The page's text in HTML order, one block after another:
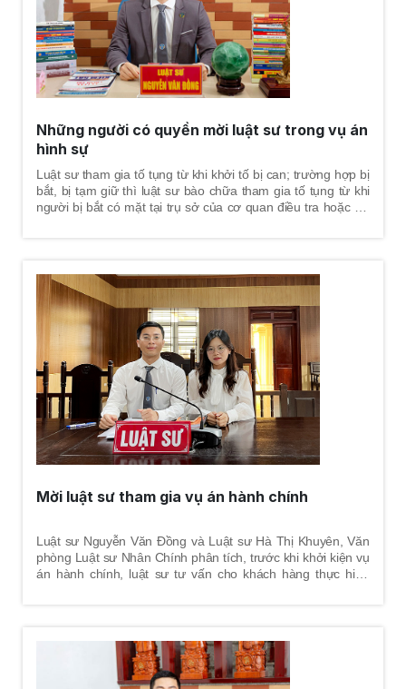
Những người có quyền mời luật sư trong vụ án
hình sự
Luật sư tham gia tố tụng từ khi khởi tố bị can; trường hợp bị
bắt, bị tạm giữ thì luật sư bào chữa tham gia tố tụng từ khi
người bị bắt có mặt tại trụ sở của cơ quan điều tra hoặc khi
tố theo quy định tại điểm e, khoản 1, Điều 57 Bộ luật Tố tụng
Hình sự năm 2015.
Mời luật sư tham gia vụ án hành chính
Luật sư Nguyễn Văn Đồng và Luật sư Hà Thị Khuyên, Văn
phòng Luật sư Nhân Chính phân tích, trước khi khởi kiện vụ
án hành chính, luật sư tư vấn cho khách hàng thực hiện
hành vi vi phạm. Luật sư sẽ giúp khách hàng đánh giá điều
kiện khiếu nại, xác định đối tượng khiếu nại, văn bản quy
phạm pháp luật áp dụng, soạn thảo đơn khiếu nại, đề xuất